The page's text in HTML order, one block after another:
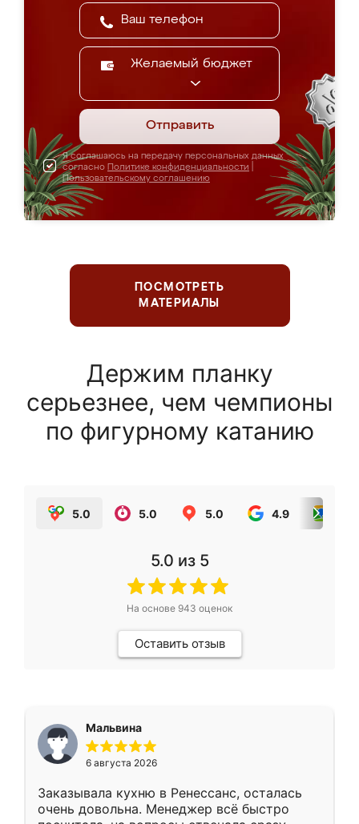
Желаемый бюджет
Отправить
Я соглашаюсь на передачу персональных данных
согласно Политике конфиденциальности
Пользовательскому соглашению
ПОСМОТРЕТЬ
МАТЕРИАЛЫ
Держим планку
серьезнее, чем чемпионы
по фигурному катанию
5.0 5.0 5.0 4.9
5.0 из 5
На основе 943 оценок
Оставить отзыв
Мальвина
6 августа 2026
Заказывала кухню в Ренессанс, осталась
очень довольна. Менеджер всё быстро